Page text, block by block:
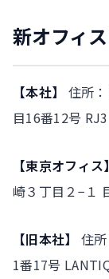
新オフィ
【本社】
住所
目16番12号 RJ3
【東京オフィス】
崎３丁目２−１
【旧本社】
住
1番17号